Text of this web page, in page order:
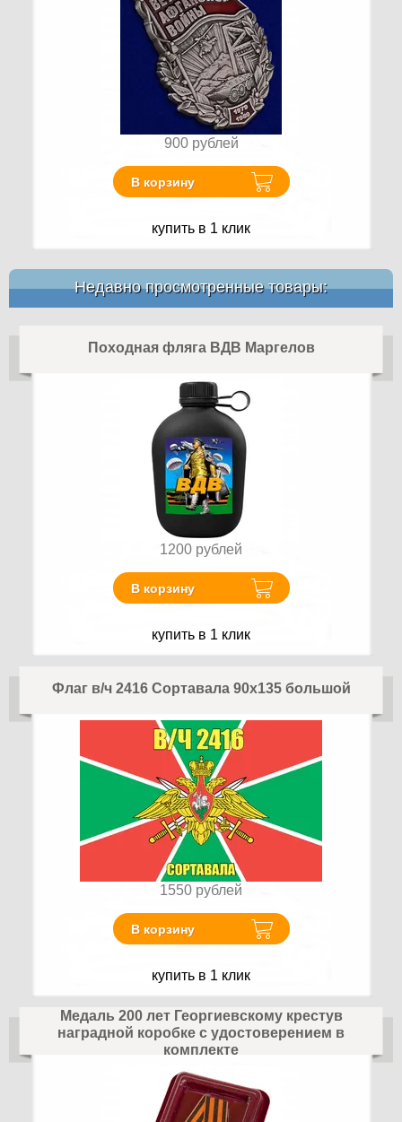
900 рублей
В корзину
купить в 1 клик
Недавно просмотренные товары:
Походная фляга ВДВ Маргелов
1200 рублей
В корзину
купить в 1 клик
Флаг в/ч 2416 Сортавала 90х135 большой
1550 рублей
В корзину
купить в 1 клик
Медаль 200 лет Георгиевскому крестув
наградной коробке с удостоверением в
комплекте